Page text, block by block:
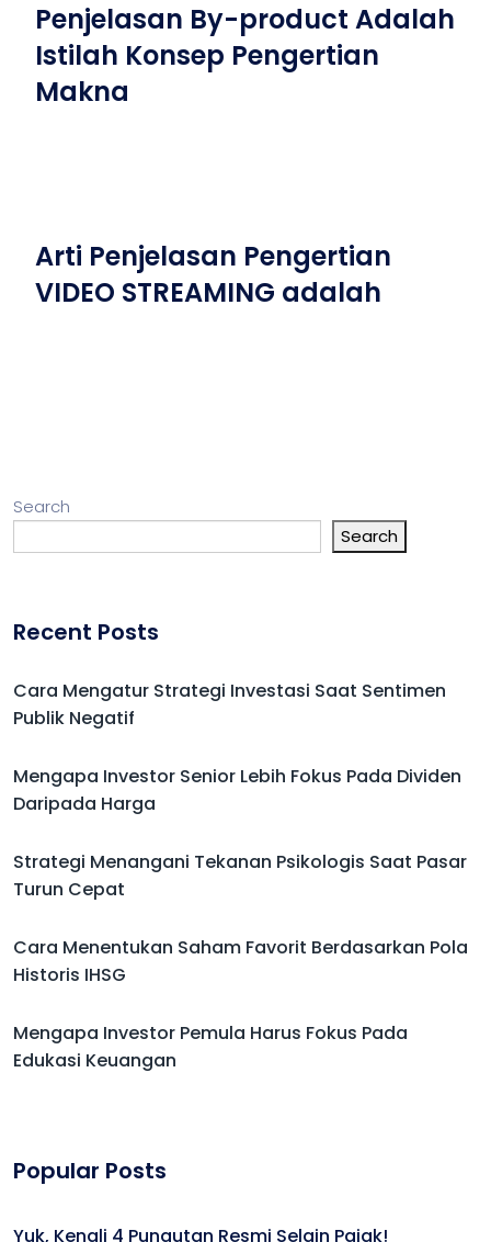
Penjelasan By-product Adalah
Istilah Konsep Pengertian
Makna
Arti Penjelasan Pengertian
VIDEO STREAMING adalah
Search
Search
Recent Posts
Cara Mengatur Strategi Investasi Saat Sentimen
Publik Negatif
Mengapa Investor Senior Lebih Fokus Pada Dividen
Daripada Harga
Strategi Menangani Tekanan Psikologis Saat Pasar
Turun Cepat
Cara Menentukan Saham Favorit Berdasarkan Pola
Historis IHSG
Mengapa Investor Pemula Harus Fokus Pada
Edukasi Keuangan
Popular Posts
Yuk, Kenali 4 Pungutan Resmi Selain Pajak!